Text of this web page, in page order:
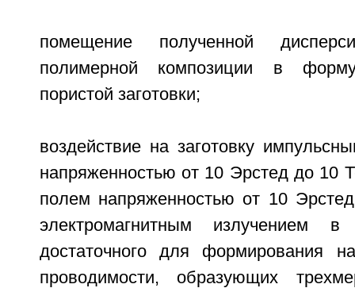
помещение полученной
полимерной композиции в
пористой заготовки;
воздействие на заготовку
напряженностью от 10 Эрстед до 10
полем напряженностью от 10
электромагнитным излучением
достаточного для формирования
проводимости, образующих